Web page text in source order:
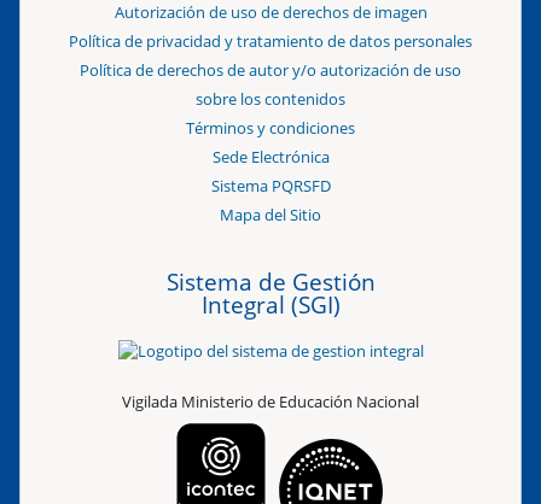
Autorización de uso de derechos de imagen
Política de privacidad y tratamiento de datos personales
Política de derechos de autor y/o autorización de uso
sobre los contenidos
Términos y condiciones
Sede Electrónica
Sistema PQRSFD
Mapa del Sitio
Sistema de Gestión
Integral (SGI)
Vigilada Ministerio de Educación Nacional